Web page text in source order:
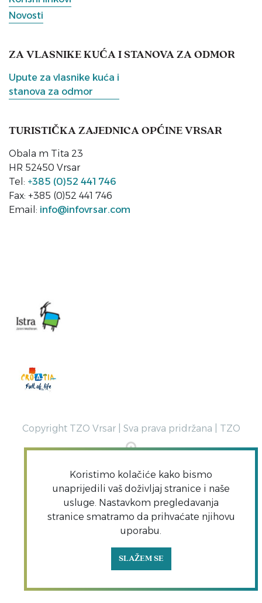
Novosti
ZA VLASNIKE KUĆA I STANOVA ZA ODMOR
Upute za vlasnike kuća i
stanova za odmor
TURISTIČKA ZAJEDNICA OPĆINE VRSAR
Obala m Tita 23
HR 52450 Vrsar
Tel: +385 (0)52 441 746
Fax: +385 (0)52 441 746
Email: info@infovrsar.com
Copyright TZO Vrsar | Sva prava pridržana | TZO
Koristimo kolačiće kako bismo
unaprijedili vaš doživljaj stranice i naše
usluge. Nastavkom pregledavanja
stranice smatramo da prihvaćate njihovu
uporabu.
SLAŽEM SE